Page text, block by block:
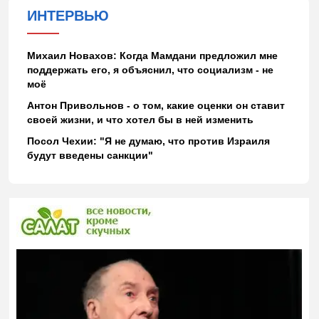
ИНТЕРВЬЮ
Михаил Новахов: Когда Мамдани предложил мне
поддержать его, я объяснил, что социализм - не
моё
Антон Привольнов - о том, какие оценки он ставит
своей жизни, и что хотел бы в ней изменить
Посол Чехии: "Я не думаю, что против Израиля
будут введены санкции"